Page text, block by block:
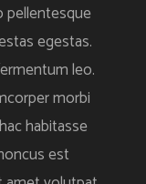
pellentesque
egestas.
leo.
morbi
habitasse
est